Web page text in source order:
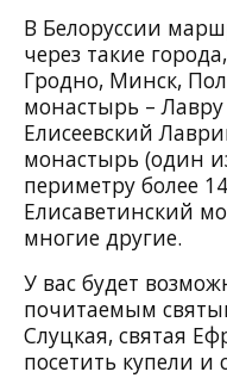
В Белоруссии
через такие
Гродно, Минск,
монастырь –
Елисеевский
монастырь (один
периметру более
Елисаветинский
многие другие.
У вас будет
почитаемым
Слуцкая, святая
посетить купели и